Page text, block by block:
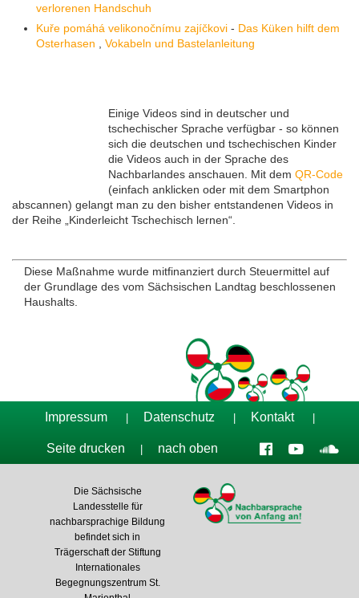
verlorenen Handschuh
Kuře pomáhá velikonočnímu zajíčkovi - Das Küken hilft dem
Osterhasen
Vokabeln und Bastelanleitung
Einige Videos sind in deutscher und
tschechischer Sprache verfügbar - so können
sich die deutschen und tschechischen Kinder
die Videos auch in der Sprache des
Nachbarlandes anschauen. Mit dem QR-Code
(einfach anklicken oder mit dem Smartphon
abscannen) gelangt man zu den bisher entstandenen Videos in
der Reihe „Kinderleicht Tschechisch lernen“.
Diese Maßnahme wurde mitfinanziert durch Steuermittel auf
der Grundlage des vom Sächsischen Landtag beschlossenen
Haushalts.
Impressum Datenschutz Kontakt
Seite drucken nach oben
Die Sächsische
Landesstelle für
nachbarsprachige Bildung
befindet sich in
Trägerschaft der Stiftung
Internationales
Begegnungszentrum St.